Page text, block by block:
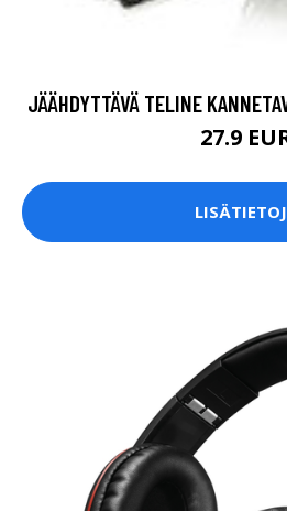
JÄÄHDYTTÄVÄ TELINE
27.9